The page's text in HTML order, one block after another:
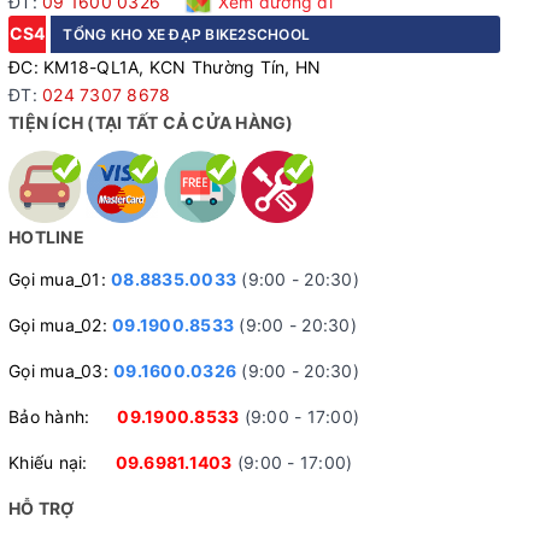
CS4
TỔNG KHO XE ĐẠP BIKE2SCHOOL
ĐC: KM18-QL1A, KCN Thường Tín, HN
ĐT: 024 7307 8678
TIỆN ÍCH (TẠI TẤT CẢ CỬA HÀNG)
HOTLINE
Gọi mua_01: 08.8835.0033 (9:00 - 20:30)
Gọi mua_02: 09.1900.8533 (9:00 - 20:30)
Gọi mua_03: 09.1600.0326 (9:00 - 20:30)
Bảo hành:09.1900.8533 (9:00 - 17:00)
Khiếu nại: 09.6981.1403 (9:00 - 17:00)
HỖ TRỢ